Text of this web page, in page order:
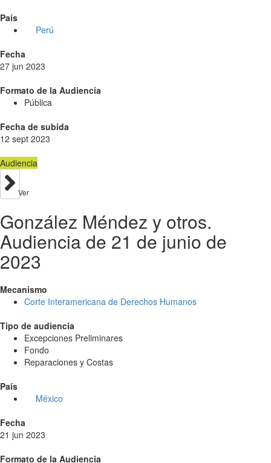
País
Perú
Fecha
27 jun 2023
Formato de la Audiencia
Pública
Fecha de subida
12 sept 2023
Audiencia
Ver
González Méndez y otros.
Audiencia de 21 de junio de
2023
Mecanismo
Corte Interamericana de Derechos Humanos
Tipo de audiencia
Excepciones Preliminares
Fondo
Reparaciones y Costas
País
México
Fecha
21 jun 2023
Formato de la Audiencia